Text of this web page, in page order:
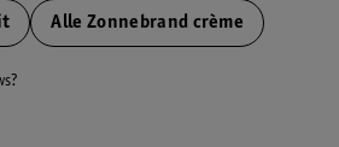
Alle Zonnebrand crème